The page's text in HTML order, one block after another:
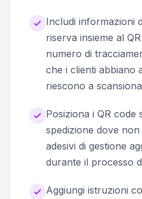
Includi informazioni
riserva insieme al
numero di
che i clienti abbiano
riescono a
Posiziona i QR code
spedizione dove
adesivi di gestione
durante il processo
Aggiungi istruzioni